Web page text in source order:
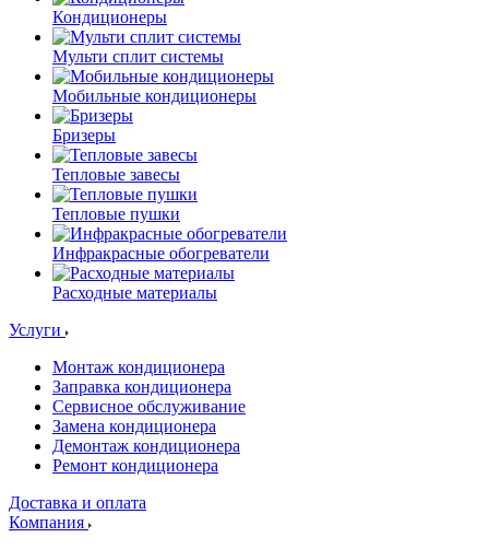
Кондиционеры
Мульти сплит системы
Мобильные кондиционеры
Бризеры
Тепловые завесы
Тепловые пушки
Инфракрасные обогреватели
Расходные материалы
Услуги
Монтаж кондиционера
Заправка кондиционера
Сервисное обслуживание
Замена кондиционера
Демонтаж кондиционера
Ремонт кондиционера
Доставка и оплата
Компания